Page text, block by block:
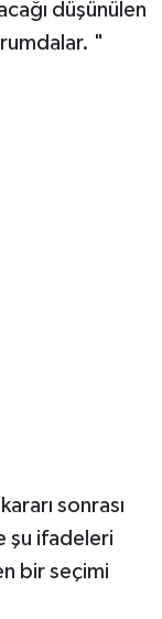
"
şu ifadeleri
bir seçimi
değişirse